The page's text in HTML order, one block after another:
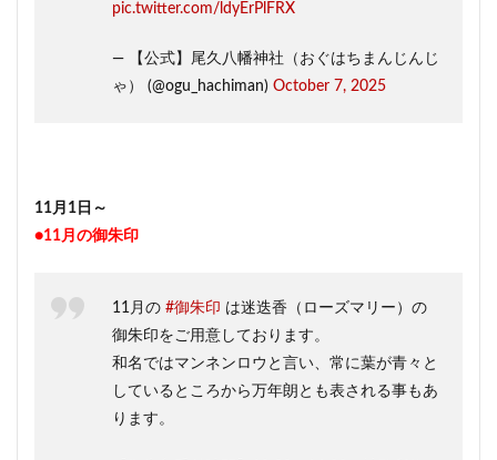
pic.twitter.com/ldyErPlFRX
— 【公式】尾久八幡神社（おぐはちまんじんじ
ゃ） (@ogu_hachiman) October 7, 2025
11月1日～
●11月の御朱印
11月の #御朱印 は迷迭香（ローズマリー）の
御朱印をご用意しております。
和名ではマンネンロウと言い、常に葉が青々と
しているところから万年朗とも表される事もあ
ります。